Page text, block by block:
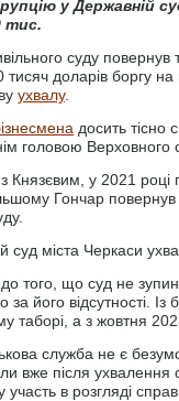
у Державній
тис.
суду
тисяч доларів боргу на
ухвалу.
досить тісно
головою Верховного
Князєвим, у 2021
Гончар
міста Черкаси
того, що суд не
за його відсутності.
таборі, а з жовтня
служба не є
вже після
в розгляді